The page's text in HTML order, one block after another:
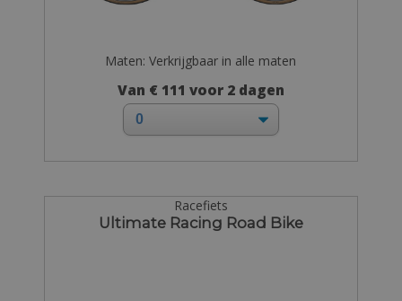
Maten: Verkrijgbaar in alle maten
Van € 111 voor 2 dagen
Racefiets
Ultimate Racing Road Bike